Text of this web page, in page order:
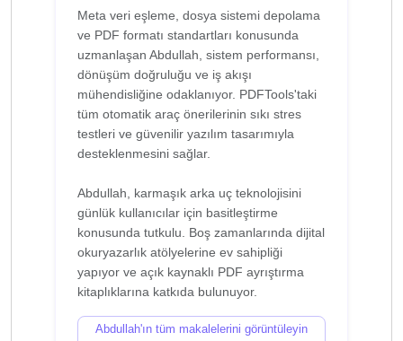
Meta veri eşleme, dosya sistemi depolama
ve PDF formatı standartları konusunda
uzmanlaşan Abdullah, sistem performansı,
dönüşüm doğruluğu ve iş akışı
mühendisliğine odaklanıyor. PDFTools'taki
tüm otomatik araç önerilerinin sıkı stres
testleri ve güvenilir yazılım tasarımıyla
desteklenmesini sağlar.
Abdullah, karmaşık arka uç teknolojisini
günlük kullanıcılar için basitleştirme
konusunda tutkulu. Boş zamanlarında dijital
okuryazarlık atölyelerine ev sahipliği
yapıyor ve açık kaynaklı PDF ayrıştırma
Abdullah'ın tüm makalelerini görüntüleyin